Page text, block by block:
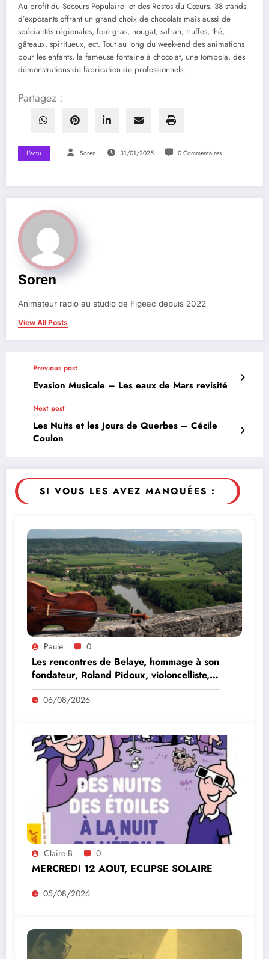
Au profit du Secours Populaire et des Restos du Cœurs. 38 stands
d’exposants offrant un grand choix de chocolats mais aussi de
spécialités régionales, foie gras, nougat, safran, truffes, thé,
gâteaux, spiritueux, ect. Tout au long du week-end des animations
pour les enfants, la fameuse fontaine à chocolat, une tombola, des
démonstrations de fabrication de professionnels.
Partagez :
L'actu Soren 31/01/2025 0 Commentaires
Soren
Animateur radio au studio de Figeac depuis 2022
View All Posts
Previous post
Evasion Musicale – Les eaux de Mars revisité
Next post
Les Nuits et les Jours de Querbes – Cécile
Coulon
SI VOUS LES AVEZ MANQUÉES :
Paule 0
Les rencontres de Belaye, hommage à son
fondateur, Roland Pidoux, violoncelliste,
le vendredi 07 août 2026
06/08/2026
Claire B 0
MERCREDI 12 AOUT, ECLIPSE SOLAIRE
05/08/2026